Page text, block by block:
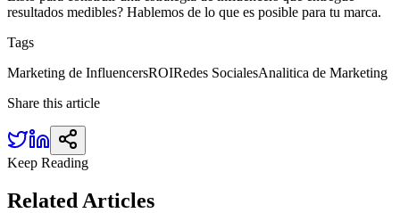
resultados medibles? Hablemos de lo que es posible para tu marca.
Tags
Marketing de InfluencersROIRedes SocialesAnalitica de Marketing
Share this article
Keep Reading
Related Articles